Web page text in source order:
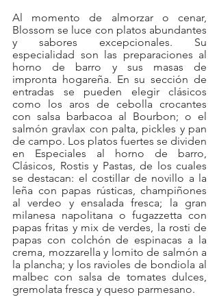
Al momento de almorzar o cenar,
Blossom se luce con platos abundantes
y sabores excepcionales. Su
especialidad son las preparaciones al
horno de barro y sus masas de
impronta hogareña. En su sección de
entradas se pueden elegir clásicos
como los aros de cebolla crocantes
con salsa barbacoa al Bourbon; o el
salmón gravlax con palta, pickles y pan
de campo. Los platos fuertes se dividen
en Especiales al horno de barro,
Clásicos, Rostis y Pastas, de los cuales
se destacan: el costillar de novillo a la
leña con papas rústicas, champiñones
al verdeo y ensalada fresca; la gran
milanesa napolitana o fugazzetta con
papas fritas y mix de verdes, la rosti de
papas con colchón de espinacas a la
crema, mozzarella y lomito de salmón a
la plancha; y los ravioles de bondiola al
malbec con salsa de tomates dulces,
gremolata fresca y queso parmesano.